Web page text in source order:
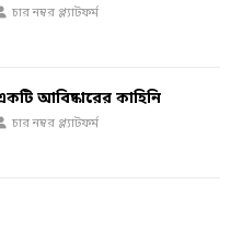
চার নম্বর প্ল্যাটফর্ম
আবিষ্কারের কাহিনি
চার নম্বর প্ল্যাটফর্ম